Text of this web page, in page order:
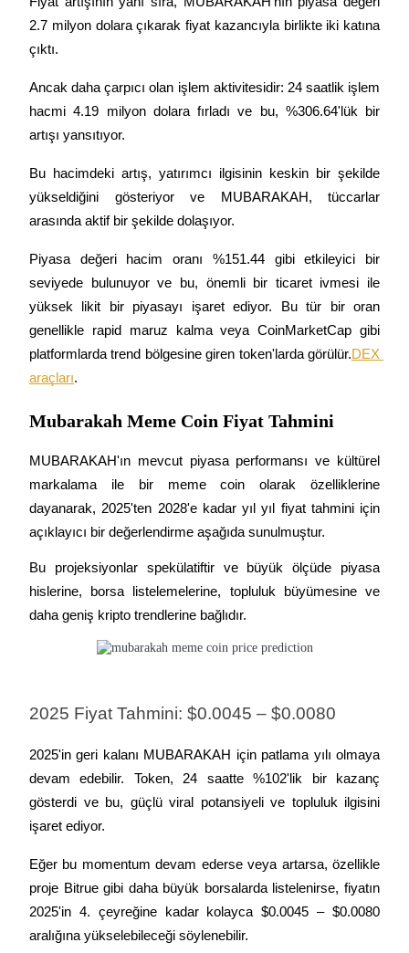
Staking
Yüksek getiri ve anında erişim
Launchpool
Popüler token'lar kazanmak için esnek staking
BTR Kilitleme
Krediler
2.7 milyon dolara çıkarak fiyat kazancıyla birlikte iki katına
çıktı.
Ancak daha çarpıcı olan işlem aktivitesidir: 24 saatlik işlem
hacmi 4.19 milyon dolara fırladı ve bu, %306.64'lük bir
artışı yansıtıyor.
Bu hacimdeki artış, yatırımcı ilgisinin keskin bir şekilde
yükseldiğini gösteriyor ve MUBARAKAH, tüccarlar
arasında aktif bir şekilde dolaşıyor.
Piyasa değeri hacim oranı %151.44 gibi etkileyici bir
seviyede bulunuyor ve bu, önemli bir ticaret ivmesi ile
yüksek likit bir piyasayı işaret ediyor. Bu tür bir oran
genellikle rapid maruz kalma veya CoinMarketCap gibi
platformlarda trend bölgesine giren token'larda görülür.DEX
araçları.
Mubarakah Meme Coin Fiyat Tahmini
MUBARAKAH'ın mevcut piyasa performansı ve kültürel
markalama ile bir meme coin olarak özelliklerine
dayanarak, 2025'ten 2028'e kadar yıl yıl fiyat tahmini için
açıklayıcı bir değerlendirme aşağıda sunulmuştur.
Bu projeksiyonlar spekülatiftir ve büyük ölçüde piyasa
hislerine, borsa listelemelerine, topluluk büyümesine ve
daha geniş kripto trendlerine bağlıdır.
2025 Fiyat Tahmini: $0.0045 – $0.0080
2025'in geri kalanı MUBARAKAH için patlama yılı olmaya
devam edebilir. Token, 24 saatte %102'lik bir kazanç
gösterdi ve bu, güçlü viral potansiyeli ve topluluk ilgisini
işaret ediyor.
Eğer bu momentum devam ederse veya artarsa, özellikle
proje Bitrue gibi daha büyük borsalarda listelenirse, fiyatın
2025'in 4. çeyreğine kadar kolayca $0.0045 – $0.0080
aralığına yükselebileceği söylenebilir.